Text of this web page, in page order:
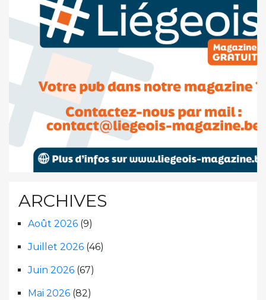
ARCHIVES
Août 2026 (9)
Juillet 2026 (46)
Juin 2026 (67)
Mai 2026 (82)